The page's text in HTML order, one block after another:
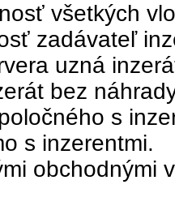
všetkých
zadávateľ
uzná
bez
s
s inzerentmi.
obchodnými